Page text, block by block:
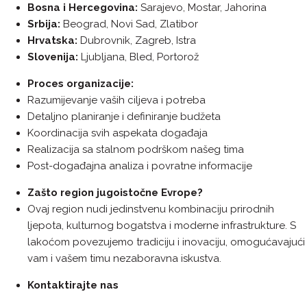
Bosna i Hercegovina: Sarajevo, Mostar, Jahorina
Srbija: Beograd, Novi Sad, Zlatibor
Hrvatska: Dubrovnik, Zagreb, Istra
Slovenija: Ljubljana, Bled, Portorož
Proces organizacije:
Razumijevanje vaših ciljeva i potreba
Detaljno planiranje i definiranje budžeta
Koordinacija svih aspekata događaja
Realizacija sa stalnom podrškom našeg tima
Post-događajna analiza i povratne informacije
Zašto region jugoistočne Evrope?
Ovaj region nudi jedinstvenu kombinaciju prirodnih
ljepota, kulturnog bogatstva i moderne infrastrukture. S
lakoćom povezujemo tradiciju i inovaciju, omogućavajući
vam i vašem timu nezaboravna iskustva.
Kontaktirajte nas